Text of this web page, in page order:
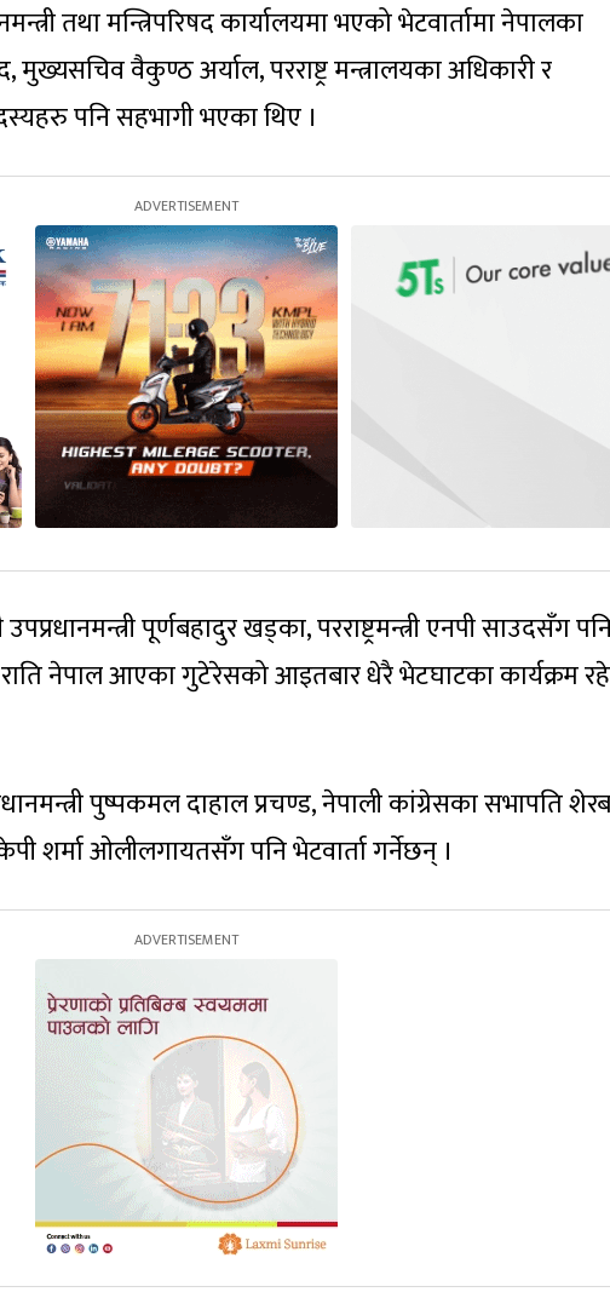
तथा मन्त्रिपरिषद कार्यालयमा भएको भेटवार्तामा नेपालका
मुख्यसचिव वैकुण्ठ अर्याल, परराष्ट्र मन्त्रालयका अधिकारी र
पनि सहभागी भएका थिए ।
पूर्णबहादुर खड्का, परराष्ट्रमन्त्री एनपी साउदसँग
नेपाल आएका गुटेरेसको आइतबार धेरै भेटघाटका कार्यक्रम
पुष्पकमल दाहाल प्रचण्ड, नेपाली कांग्रेसका सभापति
शर्मा ओलीलगायतसँग पनि भेटवार्ता गर्नेछन् ।